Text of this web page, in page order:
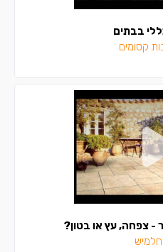
בבתים
קסומים
- צפחה, עץ או בטון?